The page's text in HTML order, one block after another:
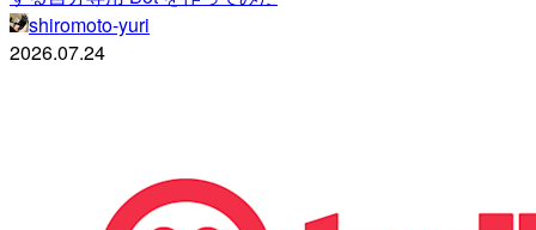
shiromoto-yuri
2026.07.24